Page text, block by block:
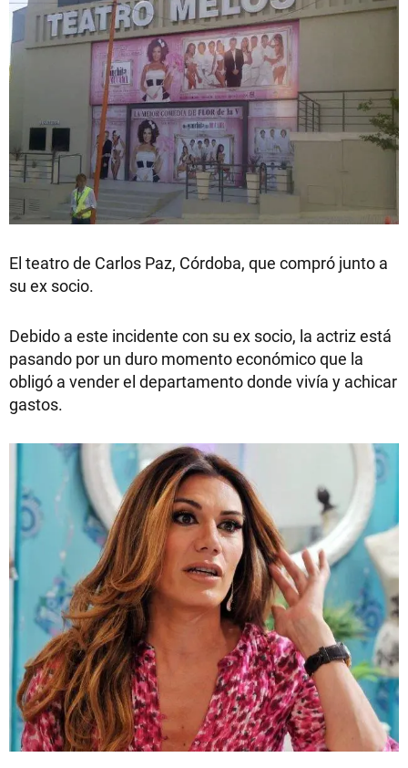
El teatro de Carlos Paz, Córdoba, que compró junto a
su ex socio.
Debido a este incidente con su ex socio, la actriz está
pasando por un duro momento económico que la
obligó a vender el departamento donde vivía y achicar
gastos.